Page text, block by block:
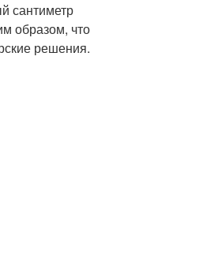
сантиметр
образом, что
решения.